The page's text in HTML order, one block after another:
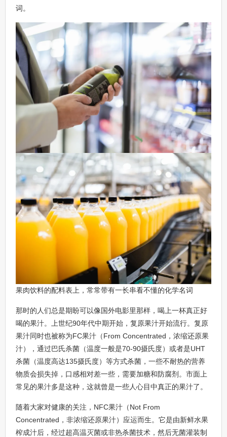
词。
果肉饮料的配料表上，常常带有一长串看不懂的化学名词
那时的人们总是期盼可以像国外电影里那样，喝上一杯真正好
喝的果汁。上世纪90年代中期开始，复原果汁开始流行。复原
果汁同时也被称为FC果汁（From Concentrated，浓缩还原果
汁），通过巴氏杀菌（温度一般是70-90摄氏度）或者是UHT
杀菌（温度高达135摄氏度）等方式杀菌，一些不耐热的营养
物质会损失掉，口感相对差一些，需要加糖和防腐剂。市面上
常见的果汁多是这种，这就曾是一些人心目中真正的果汁了。
随着大家对健康的关注，NFC果汁（Not From
Concentrated，非浓缩还原果汁）应运而生。它是由新鲜水果
榨成汁后，经过超高温灭菌或非热杀菌技术，然后无菌灌装制